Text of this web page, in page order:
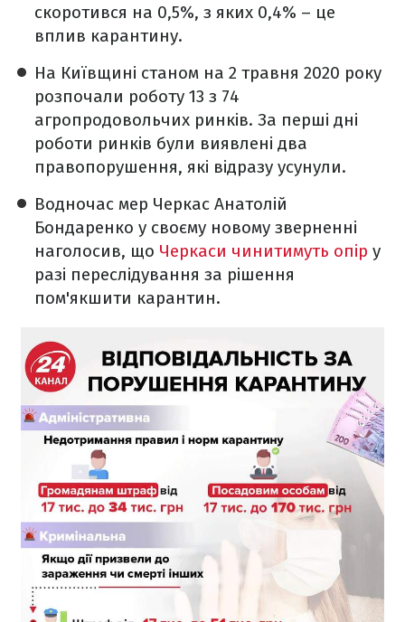
скоротився на 0,5%, з яких 0,4% – це
вплив карантину.
На Київщині станом на 2 травня 2020 року
розпочали роботу 13 з 74
агропродовольчих ринків. За перші дні
роботи ринків були виявлені два
правопорушення, які відразу усунули.
Водночас мер Черкас Анатолій
Бондаренко у своєму новому зверненні
наголосив, що Черкаси чинитимуть опір у
разі переслідування за рішення
пом'якшити карантин.